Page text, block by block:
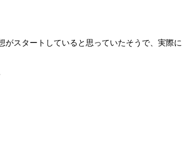
スタートしていると思っていたそうで、実際に